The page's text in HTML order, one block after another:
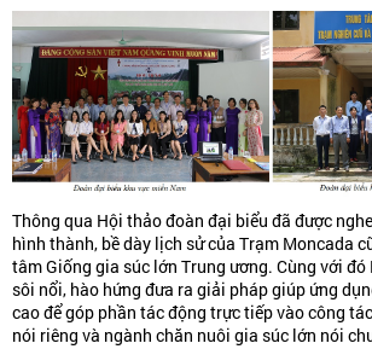
Thông qua Hội thảo đoàn đại biểu đã được
hình thành, bề dày lịch sử của Trạm Moncada
tâm Giống gia súc lớn Trung ương. Cùng với
sôi nổi, hào hứng đưa ra giải pháp giúp ứng
cao để góp phần tác động trực tiếp vào công
nói riêng và ngành chăn nuôi gia súc lớn nói